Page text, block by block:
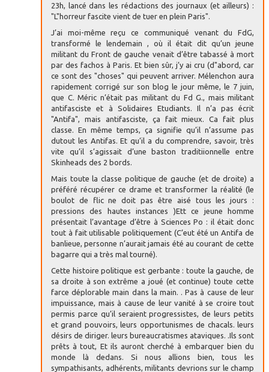
23h, lancé dans les rédactions des journaux (et ailleurs) :
"L"horreur fascite vient de tuer en plein Paris".
J’ai moi-même reçu ce communiqué venant du FdG,
transformé le lendemain , où il était dit qu’un jeune
militant du Front de gauche venait d’être tabassé à mort
par des fachos à Paris. Et bien sûr, j’y ai cru (d"abord, car
ce sont des "choses" qui peuvent arriver. Mélenchon aura
rapidement corrigé sur son blog le jour même, le 7 juin,
que C. Méric n’était pas militant du Fd G., mais militant
antifasciste et à Solidaires Etudiants. Il n’a pas écrit
"Antifa", mais antifasciste, ça fait mieux. Ca fait plus
classe. En même temps, ça signifie qu’il n’assume pas
dutout les Antifas. Et qu’il a du comprendre, savoir, très
vite qu’il s’agissait d’une baston traditiionnelle entre
Skinheads des 2 bords.
Mais toute la classe politique de gauche (et de droite) a
préféré récupérer ce drame et transformer la réalité (le
boulot de flic ne doit pas être aisé tous les jours :
pressions des hautes instances )Ett ce jeune homme
présentait l’avantage d’être à Sciences Po : il était donc
tout à fait utilisable politiquement (C’eut été un Antifa de
banlieue, personne n’aurait jamais été au courant de cette
bagarre qui a très mal tourné).
Cette histoire politique est gerbante : toute la gauche, de
sa droite à son extrême a joué (et continue) toute cette
farce déplorable main dans la main. . Pas à cause de leur
impuissance, mais à cause de leur vanité à se croire tout
permis parce qu’il seraient progressistes, de leurs petits
et grand pouvoirs, leurs opportunismes de chacals. leurs
désirs de diriger. leurs bureaucratismes ataviques. .Ils sont
prêts à tout, Et ils auront cherché à embarquer bien du
monde là dedans. Si nous allions bien, tous les
sympathisants, adhérents, militants devrions sur le champ